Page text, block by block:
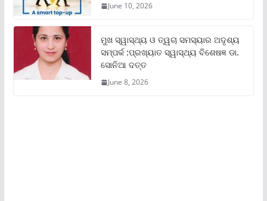
June 10, 2026
ମୁଖ ସ୍ୱାସ୍ଥ୍ୟ ଓ ତ୍ୱଚା ସମସ୍ୟାର ଅଦୃଶ୍ୟ
ସମ୍ପର୍କ :ପ୍ରଖ୍ୟାତ ସ୍ୱାସ୍ଥ୍ୟ ବିଶେଷଜ୍ଞ ଡା.
ସୋନିଆ ଦତ୍ତ
June 8, 2026